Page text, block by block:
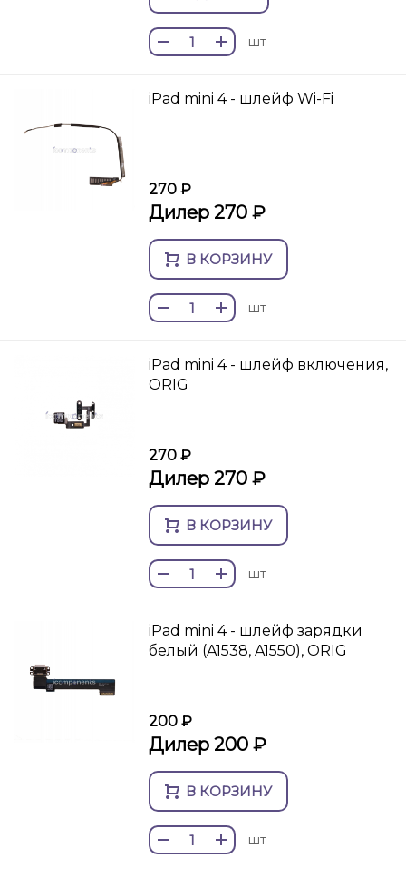
шт
iPad mini 4 - шлейф Wi-Fi
270 ₽
Дилер 270 ₽
В КОРЗИНУ
шт
iPad mini 4 - шлейф включения,
ORIG
270 ₽
Дилер 270 ₽
В КОРЗИНУ
шт
iPad mini 4 - шлейф зарядки
белый (A1538, A1550), ORIG
200 ₽
Дилер 200 ₽
В КОРЗИНУ
шт